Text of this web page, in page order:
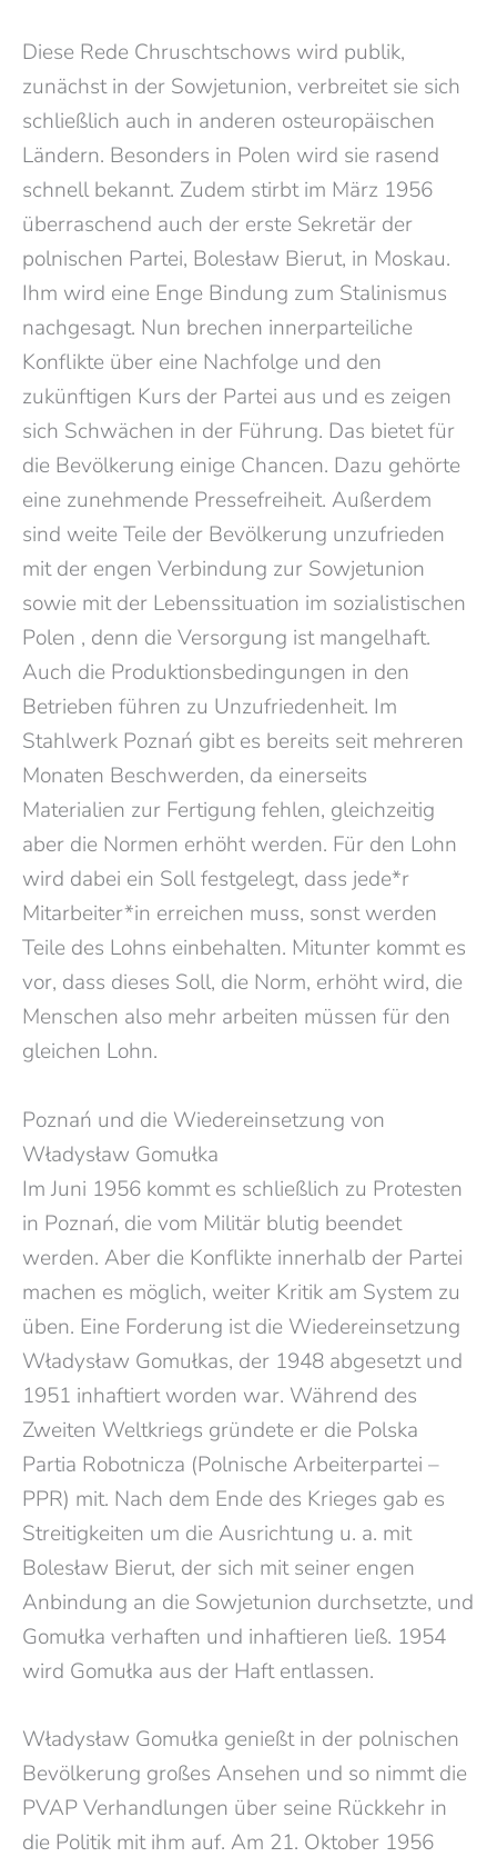
Diese Rede Chruschtschows wird publik,
zunächst in der Sowjetunion, verbreitet sie sich
schließlich auch in anderen osteuropäischen
Ländern. Besonders in Polen wird sie rasend
schnell bekannt. Zudem stirbt im März 1956
überraschend auch der erste Sekretär der
polnischen Partei, Bolesław Bierut, in Moskau.
Ihm wird eine Enge Bindung zum Stalinismus
nachgesagt. Nun brechen innerparteiliche
Konflikte über eine Nachfolge und den
zukünftigen Kurs der Partei aus und es zeigen
sich Schwächen in der Führung. Das bietet für
die Bevölkerung einige Chancen. Dazu gehörte
eine zunehmende Pressefreiheit. Außerdem
sind weite Teile der Bevölkerung unzufrieden
mit der engen Verbindung zur Sowjetunion
sowie mit der Lebenssituation im sozialistischen
Polen , denn die Versorgung ist mangelhaft.
Auch die Produktionsbedingungen in den
Betrieben führen zu Unzufriedenheit. Im
Stahlwerk Poznań gibt es bereits seit mehreren
Monaten Beschwerden, da einerseits
Materialien zur Fertigung fehlen, gleichzeitig
aber die Normen erhöht werden. Für den Lohn
wird dabei ein Soll festgelegt, dass jede*r
Mitarbeiter*in erreichen muss, sonst werden
Teile des Lohns einbehalten. Mitunter kommt es
vor, dass dieses Soll, die Norm, erhöht wird, die
Menschen also mehr arbeiten müssen für den
gleichen Lohn.
Poznań und die Wiedereinsetzung von
Władysław Gomułka
Im Juni 1956 kommt es schließlich zu Protesten
in Poznań, die vom Militär blutig beendet
werden. Aber die Konflikte innerhalb der Partei
machen es möglich, weiter Kritik am System zu
üben. Eine Forderung ist die Wiedereinsetzung
Władysław Gomułkas, der 1948 abgesetzt und
1951 inhaftiert worden war. Während des
Zweiten Weltkriegs gründete er die Polska
Partia Robotnicza (Polnische Arbeiterpartei –
PPR) mit. Nach dem Ende des Krieges gab es
Streitigkeiten um die Ausrichtung u. a. mit
Bolesław Bierut, der sich mit seiner engen
Anbindung an die Sowjetunion durchsetzte, und
Gomułka verhaften und inhaftieren ließ. 1954
wird Gomułka aus der Haft entlassen.
Władysław Gomułka genießt in der polnischen
Bevölkerung großes Ansehen und so nimmt die
PVAP Verhandlungen über seine Rückkehr in
die Politik mit ihm auf. Am 21. Oktober 1956